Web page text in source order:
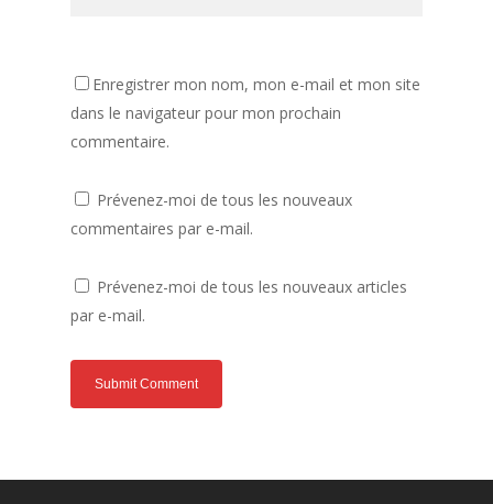
Enregistrer mon nom, mon e-mail et mon site
dans le navigateur pour mon prochain
commentaire.
Prévenez-moi de tous les nouveaux
commentaires par e-mail.
Prévenez-moi de tous les nouveaux articles
par e-mail.